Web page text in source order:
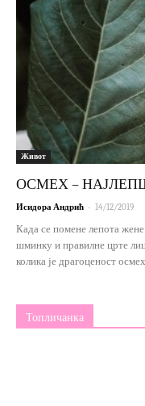
Живот
ОСМЕХ –
Исидора Андрић - 14/12/2019
Када се помене лепота
шминку и правилне црте
колика је драгоценост
Топличанка